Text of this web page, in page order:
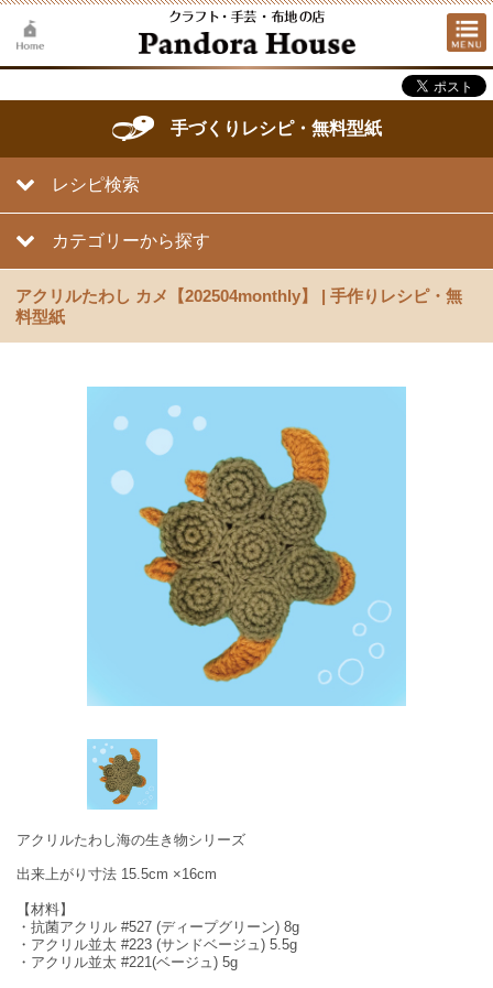
手づくりレシピ・無料型紙
レシピ検索
カテゴリーから探す
アクリルたわし カメ【202504monthly】 | 手作りレシピ・無
料型紙
アクリルたわし海の生き物シリーズ
出来上がり寸法 15.5cm ×16cm
【材料】
・抗菌アクリル #527 (ディープグリーン) 8g
・アクリル並太 #223 (サンドベージュ) 5.5g
・アクリル並太 #221(ベージュ) 5g